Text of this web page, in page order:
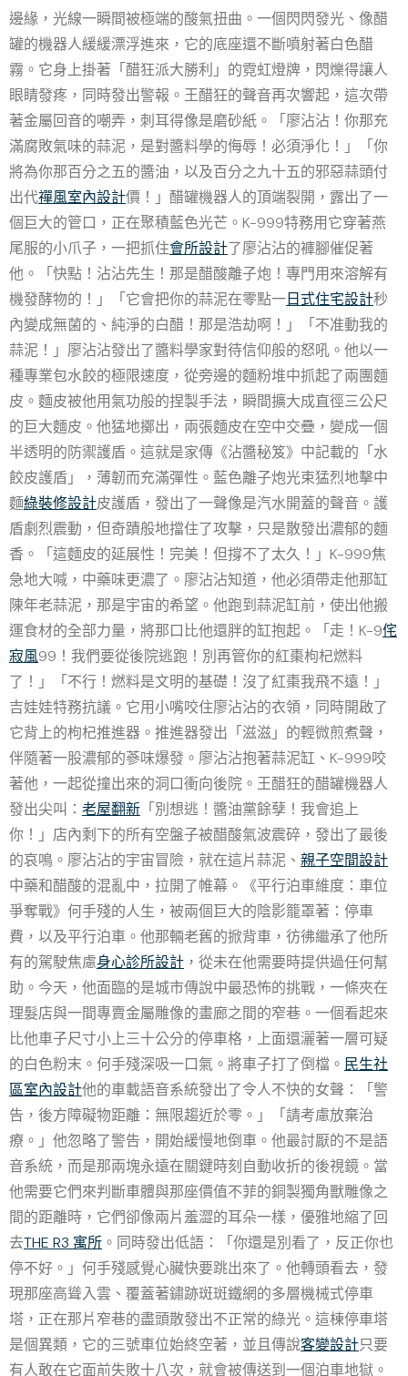
邊緣，光線一瞬間被極端的酸氣扭曲。一個閃閃發光、像醋
罐的機器人緩緩漂浮進來，它的底座還不斷噴射著白色醋
霧。它身上掛著「醋狂派大勝利」的霓虹燈牌，閃爍得讓人
眼睛發疼，同時發出警報。王醋狂的聲音再次響起，這次帶
著金屬回音的嘲弄，刺耳得像是磨砂紙。「廖沾沾！你那充
滿腐敗氣味的蒜泥，是對醬料學的侮辱！必須淨化！」「你
將為你那百分之五的醬油，以及百分之九十五的邪惡蒜頭付
出代禪風室內設計價！」醋罐機器人的頂端裂開，露出了一
個巨大的管口，正在聚積藍色光芒。K-999特務用它穿著燕
尾服的小爪子，一把抓住會所設計了廖沾沾的褲腳催促著
他。「快點！沾沾先生！那是醋酸離子炮！專門用來溶解有
機發酵物的！」「它會把你的蒜泥在零點一日式住宅設計秒
內變成無菌的、純淨的白醋！那是浩劫啊！」「不准動我的
蒜泥！」廖沾沾發出了醬料學家對待信仰般的怒吼。他以一
種專業包水餃的極限速度，從旁邊的麵粉堆中抓起了兩團麵
皮。麵皮被他用氣功般的捏製手法，瞬間擴大成直徑三公尺
的巨大麵皮。他猛地擲出，兩張麵皮在空中交疊，變成一個
半透明的防禦護盾。這就是家傳《沾醬秘笈》中記載的「水
餃皮護盾」，薄韌而充滿彈性。藍色離子炮光束猛烈地擊中
麵綠裝修設計皮護盾，發出了一聲像是汽水開蓋的聲音。護
盾劇烈震動，但奇蹟般地擋住了攻擊，只是散發出濃郁的麵
香。「這麵皮的延展性！完美！但撐不了太久！」K-999焦
急地大喊，中藥味更濃了。廖沾沾知道，他必須帶走他那缸
陳年老蒜泥，那是宇宙的希望。他跑到蒜泥缸前，使出他搬
運食材的全部力量，將那口比他還胖的缸抱起。「走！K-9侘
寂風99！我們要從後院逃跑！別再管你的紅棗枸杞燃料
了！」「不行！燃料是文明的基礎！沒了紅棗我飛不遠！」
吉娃娃特務抗議。它用小嘴咬住廖沾沾的衣領，同時開啟了
它背上的枸杞推進器。推進器發出「滋滋」的輕微煎煮聲，
伴隨著一股濃郁的蔘味爆發。廖沾沾抱著蒜泥缸、K-999咬
著他，一起從撞出來的洞口衝向後院。王醋狂的醋罐機器人
發出尖叫： 老屋翻新 「別想逃！醬油黨餘孽！我會追上
你！」店內剩下的所有空盤子被醋酸氣波震碎，發出了最後
的哀鳴。廖沾沾的宇宙冒險，就在這片蒜泥、 親子空間設計
中藥和醋酸的混亂中，拉開了帷幕。《平行泊車維度：車位
爭奪戰》何手殘的人生，被兩個巨大的陰影籠罩著：停車
費，以及平行泊車。他那輛老舊的掀背車，彷彿繼承了他所
有的駕駛焦慮身心診所設計 ，從未在他需要時提供過任何幫
助。今天，他面臨的是城市傳說中最恐怖的挑戰，一條夾在
理髮店與一間專賣金屬雕像的畫廊之間的窄巷。一個看起來
比他車子尺寸小上三十公分的停車格，上面還灑著一層可疑
的白色粉末。何手殘深吸一口氣。將車子打了倒檔。 民生社
區室內設計他的車載語音系統發出了令人不快的女聲：「警
告，後方障礙物距離：無限趨近於零。」「請考慮放棄治
療。」他忽略了警告，開始緩慢地倒車。他最討厭的不是語
音系統，而是那兩塊永遠在關鍵時刻自動收折的後視鏡。當
他需要它們來判斷車體與那座價值不菲的銅製獨角獸雕像之
間的距離時，它們卻像兩片羞澀的耳朵一樣，優雅地縮了回
去THE R3 寓所 。同時發出低語：「你還是別看了，反正你也
停不好。」何手殘感覺心臟快要跳出來了。他轉頭看去，發
現那座高聳入雲、覆蓋著鏽跡斑斑鐵網的多層機械式停車
塔，正在那片窄巷的盡頭散發出不正常的綠光。這棟停車塔
是個異類，它的三號車位始終空著，並且傳說客變設計只要
有人敢在它面前失敗十八次，就會被傳送到一個泊車地獄。